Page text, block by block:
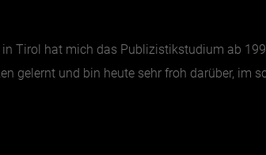
Tirol hat mich das Publizistikstudium ab
gelernt und bin heute sehr froh darüber, im